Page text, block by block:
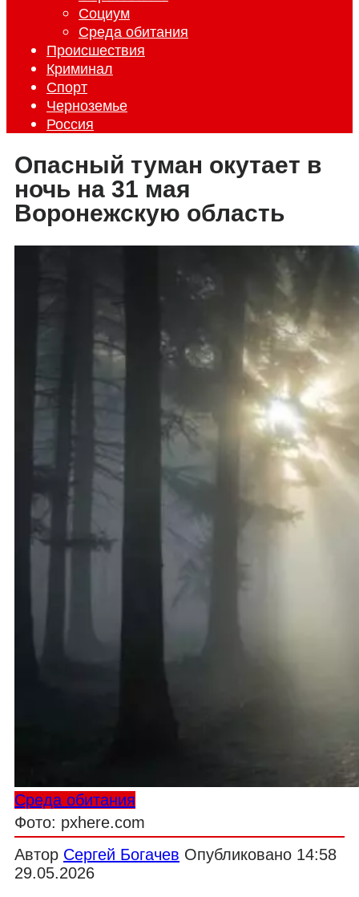
Социум
Среда обитания
Происшествия
Криминал
Спорт
Черноземье
Россия
Опасный туман окутает в
ночь на 31 мая
Воронежскую область
Среда обитания
Фото: pxhere.com
Автор Сергей Богачев Опубликовано 14:58
29.05.2026